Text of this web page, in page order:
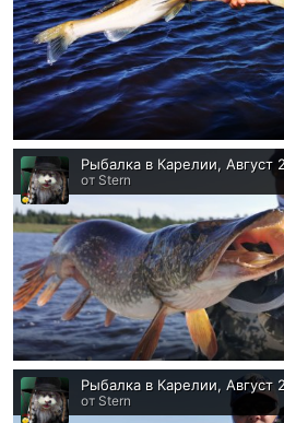
Рыбалка в Карелии, Август
от Stern
Рыбалка в Карелии, Август
от Stern